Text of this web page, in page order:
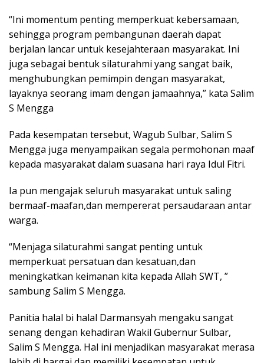
“Ini momentum penting memperkuat kebersamaan,
sehingga program pembangunan daerah dapat
berjalan lancar untuk kesejahteraan masyarakat. Ini
juga sebagai bentuk silaturahmi yang sangat baik,
menghubungkan pemimpin dengan masyarakat,
layaknya seorang imam dengan jamaahnya,” kata Salim
S Mengga
Pada kesempatan tersebut, Wagub Sulbar, Salim S
Mengga juga menyampaikan segala permohonan maaf
kepada masyarakat dalam suasana hari raya Idul Fitri.
Ia pun mengajak seluruh masyarakat untuk saling
bermaaf-maafan,dan mempererat persaudaraan antar
warga.
“Menjaga silaturahmi sangat penting untuk
memperkuat persatuan dan kesatuan,dan
meningkatkan keimanan kita kepada Allah SWT, ”
sambung Salim S Mengga.
Panitia halal bi halal Darmansyah mengaku sangat
senang dengan kehadiran Wakil Gubernur Sulbar,
Salim S Mengga. Hal ini menjadikan masyarakat merasa